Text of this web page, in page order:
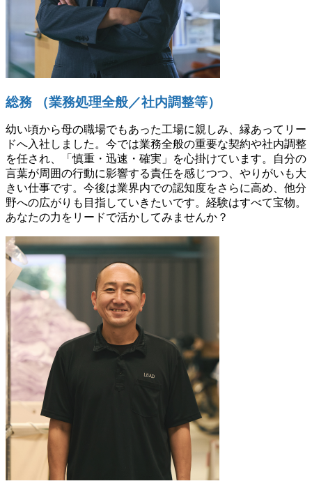
総務 （業務処理全般／社内調整等）
幼い頃から母の職場でもあった工場に親しみ、縁あってリー
ドへ入社しました。今では業務全般の重要な契約や社内調整
を任され、「慎重・迅速・確実」を心掛けています。自分の
言葉が周囲の行動に影響する責任を感じつつ、やりがいも大
きい仕事です。今後は業界内での認知度をさらに高め、他分
野への広がりも目指していきたいです。経験はすべて宝物。
あなたの力をリードで活かしてみませんか？